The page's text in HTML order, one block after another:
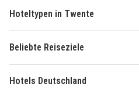
Hoteltypen in Twente
Beliebte Reiseziele
Hotels Deutschland